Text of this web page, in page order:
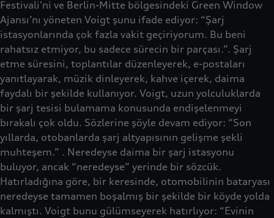
Festivali'ni ve Berlin-Mitte bölgesindeki Green Window
Ajansı’nı yöneten Voigt şunu ifade ediyor: “Şarj
istasyonlarında çok fazla vakit geçiriyorum. Bu beni
rahatsız etmiyor, bu sadece sürecin bir parçası.”. Şarj
etme süresini, toplantılar düzenleyerek, e-postaları
yanıtlayarak, müzik dinleyerek, kahve içerek, daima
faydalı bir şekilde kullanıyor. Voigt, uzun yolculuklarda
bir şarj tesisi bulamama konusunda endişelenmeyi
bırakalı çok oldu. Sözlerine şöyle devam ediyor: “Son
yıllarda, otobanlarda şarj altyapısının gelişme şekli
muhteşem.” . Neredeyse daima bir şarj istasyonu
buluyor, ancak “neredeyse” yerinde bir sözcük.
Hatırladığına göre, bir keresinde, otomobilinin bataryası
neredeyse tamamen boşalmış bir şekilde bir köyde yolda
kalmıştı. Voigt bunu gülümseyerek hatırlıyor: “Evinin